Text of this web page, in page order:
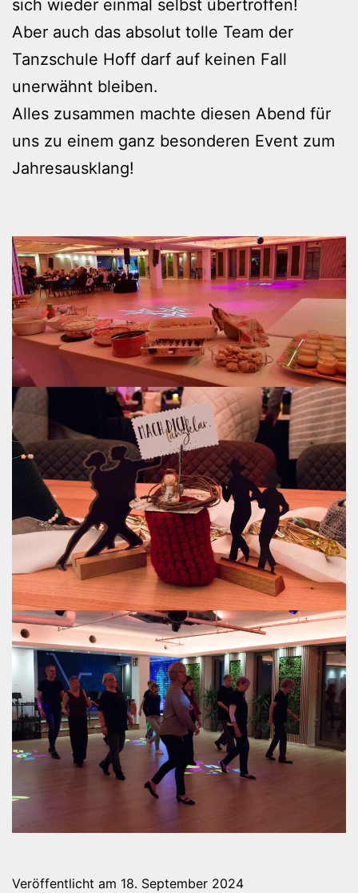
sich wieder einmal selbst übertroffen!
Aber auch das absolut tolle Team der
Tanzschule Hoff darf auf keinen Fall
unerwähnt bleiben.
Alles zusammen machte diesen Abend für
uns zu einem ganz besonderen Event zum
Jahresausklang!
Veröffentlicht am 18. September 2024